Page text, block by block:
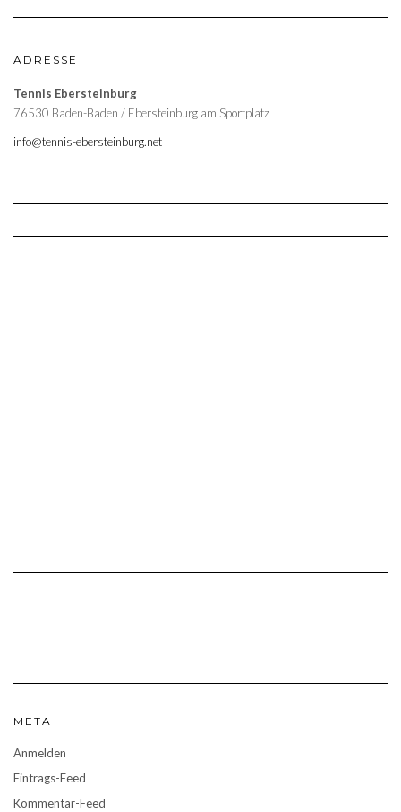
ADRESSE
Tennis Ebersteinburg
76530 Baden-Baden / Ebersteinburg am Sportplatz
info@tennis-ebersteinburg.net
META
Anmelden
Eintrags-Feed
Kommentar-Feed